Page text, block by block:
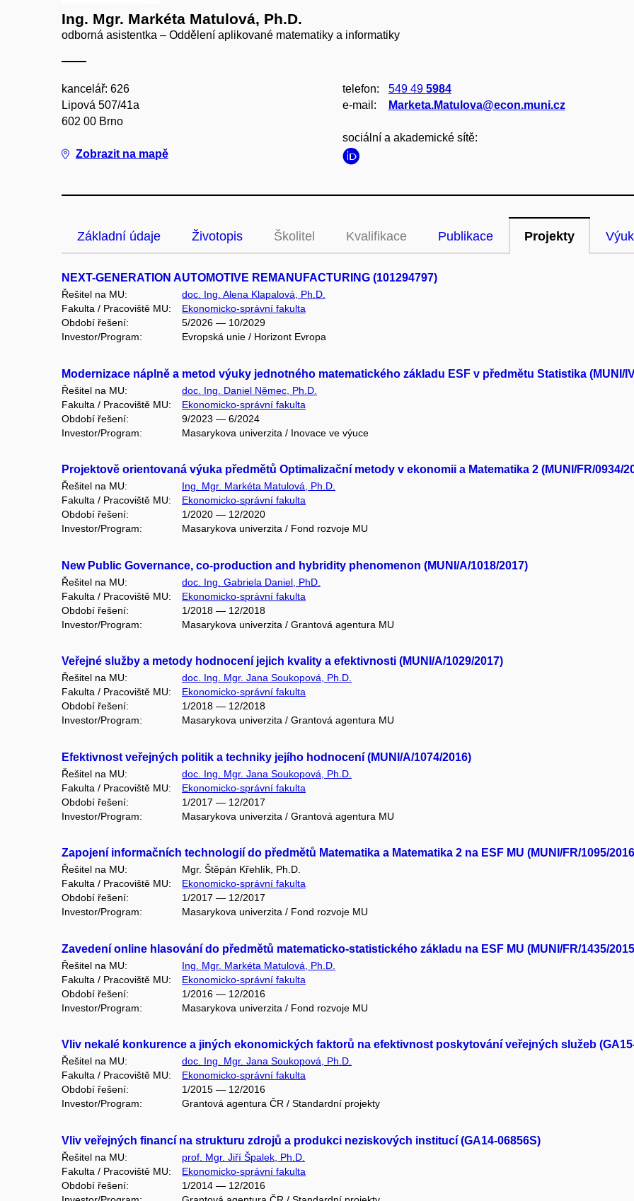
Ing. Mgr. Markéta Matulová, Ph.D.
odborná asistentka – Oddělení aplikované matematiky a informatiky
kancelář: 626
Lipová 507/41a
602 00 Brno
Zobrazit na mapě
telefon: 549 49 5984
e‑mail:
Marketa.Matulova@econ.muni.cz
sociální a akademické sítě:
Základní údaje Životopis Školitel Kvalifikace Publikace Projekty
NEXT-GENERATION AUTOMOTIVE REMANUFACTURING (101294797)
Řešitel na MU:
doc. Ing. Alena Klapalová, Ph.D.
Fakulta / Pracoviště MU:
Ekonomicko-správní fakulta
Období řešení:
5/2026 — 10/2029
Investor/Program:
Evropská unie / Horizont Evropa
Modernizace náplně a metod výuky jednotného matematického základu ESF v předmětu Statistika (MUNI/
Řešitel na MU:
doc. Ing. Daniel Němec, Ph.D.
Fakulta / Pracoviště MU:
Ekonomicko-správní fakulta
Období řešení:
9/2023 — 6/2024
Investor/Program:
Masarykova univerzita / Inovace ve výuce
Projektově orientovaná výuka předmětů Optimalizační metody v ekonomii a Matematika 2 (MUNI/FR/0934/
Řešitel na MU:
Ing. Mgr. Markéta Matulová, Ph.D.
Fakulta / Pracoviště MU:
Ekonomicko-správní fakulta
Období řešení:
1/2020 — 12/2020
Investor/Program:
Masarykova univerzita / Fond rozvoje MU
New Public Governance, co-production and hybridity phenomenon (MUNI/A/1018/2017)
Řešitel na MU:
doc. Ing. Gabriela Daniel, PhD.
Fakulta / Pracoviště MU:
Ekonomicko-správní fakulta
Období řešení:
1/2018 — 12/2018
Investor/Program:
Masarykova univerzita / Grantová agentura MU
Veřejné služby a metody hodnocení jejich kvality a efektivnosti (MUNI/A/1029/2017)
Řešitel na MU:
doc. Ing. Mgr. Jana Soukopová, Ph.D.
Fakulta / Pracoviště MU:
Ekonomicko-správní fakulta
Období řešení:
1/2018 — 12/2018
Investor/Program:
Masarykova univerzita / Grantová agentura MU
Efektivnost veřejných politik a techniky jejího hodnocení (MUNI/A/1074/2016)
Řešitel na MU:
doc. Ing. Mgr. Jana Soukopová, Ph.D.
Fakulta / Pracoviště MU:
Ekonomicko-správní fakulta
Období řešení:
1/2017 — 12/2017
Investor/Program:
Masarykova univerzita / Grantová agentura MU
Zapojení informačních technologií do předmětů Matematika a Matematika 2 na ESF MU (MUNI/FR/1095/
Řešitel na MU:
Mgr. Štěpán Křehlík, Ph.D.
Fakulta / Pracoviště MU:
Ekonomicko-správní fakulta
Období řešení:
1/2017 — 12/2017
Investor/Program:
Masarykova univerzita / Fond rozvoje MU
Zavedení online hlasování do předmětů matematicko-statistického základu na ESF MU (MUNI/FR/1435/
Řešitel na MU:
Ing. Mgr. Markéta Matulová, Ph.D.
Fakulta / Pracoviště MU:
Ekonomicko-správní fakulta
Období řešení:
1/2016 — 12/2016
Investor/Program:
Masarykova univerzita / Fond rozvoje MU
Vliv nekalé konkurence a jiných ekonomických faktorů na efektivnost poskytování veřejných služeb
Řešitel na MU:
doc. Ing. Mgr. Jana Soukopová, Ph.D.
Fakulta / Pracoviště MU:
Ekonomicko-správní fakulta
Období řešení:
1/2015 — 12/2016
Investor/Program:
Grantová agentura ČR / Standardní projekty
Vliv veřejných financí na strukturu zdrojů a produkci neziskových institucí (GA14-06856S)
Řešitel na MU:
prof. Mgr. Jiří Špalek, Ph.D.
Fakulta / Pracoviště MU:
Ekonomicko-správní fakulta
Období řešení:
1/2014 — 12/2016